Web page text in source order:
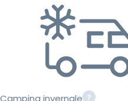
Camping invernale